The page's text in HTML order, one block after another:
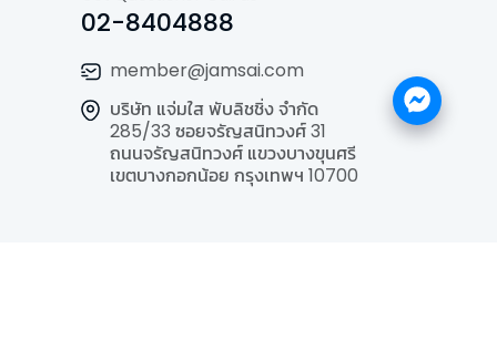
02-8404888
member@jamsai.com
บริษัท แจ่มใส พับลิชชิ่ง จำกัด
285/33 ซอยจรัญสนิทวงศ์ 31
ถนนจรัญสนิทวงศ์ แขวงบางขุนศรี
เขตบางกอกน้อย กรุงเทพฯ 10700